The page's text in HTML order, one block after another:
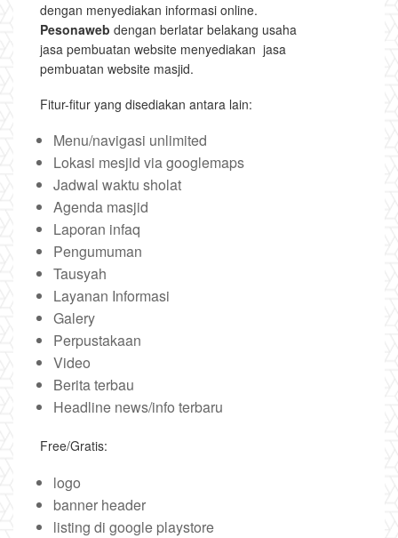
dengan menyediakan informasi online.
Pesonaweb dengan berlatar belakang usaha
jasa pembuatan website menyediakan jasa
pembuatan website masjid.
Fitur-fitur yang disediakan antara lain:
Menu/navigasi unlimited
Lokasi mesjid via googlemaps
Jadwal waktu sholat
Agenda masjid
Laporan infaq
Pengumuman
Tausyah
Layanan Informasi
Galery
Perpustakaan
Video
Berita terbau
Headline news/info terbaru
Free/Gratis:
logo
banner header
listing di google playstore